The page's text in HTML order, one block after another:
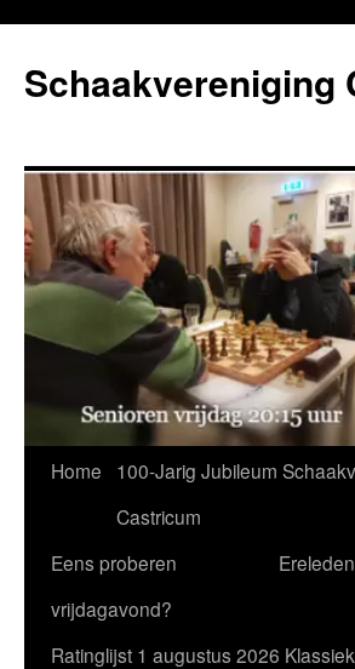
de
inhoud
Schaakvereniging
Home
100-Jarig Jubileum
Castricum
Eens proberen
vrijdagavond?
Ereleden
Ratinglijst 1 augustus 2026